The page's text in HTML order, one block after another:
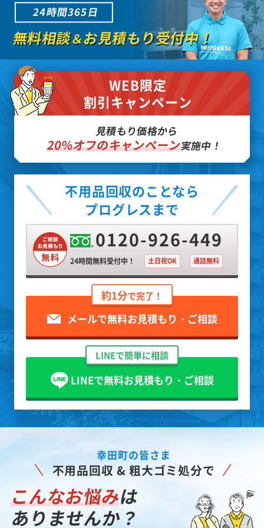
24時間365日
無料相談＆お見積もり受付中！
WEB限定
割引キャンペーン
見積もり価格から
20%オフのキャンペーン実施中！
不用品回収のことなら
プログレスまで
0120-926-449
24時間無料受付中！ 土日祝OK 通話無料
約1分で完了！
メールで無料お見積もり・ご相談
LINEで簡単に相談
LINEで無料お見積もり・ご相談
幸田町の皆さま
不用品回収 & 粗大ゴミ処分で
こんなお悩みは
ありませんか？